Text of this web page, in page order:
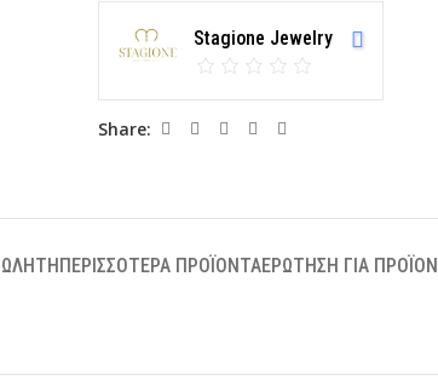
Stagione Jewelry
Share:
ΠΕΡΙΣΣΌΤΕΡΑ ΠΡΟΪΌΝΤΑΕΡΏΤΗΣΗ ΓΙΑ ΠΡΟΪΌΝ